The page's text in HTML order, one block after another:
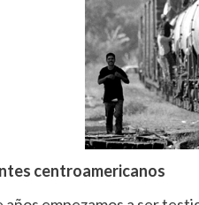
centroamericanos